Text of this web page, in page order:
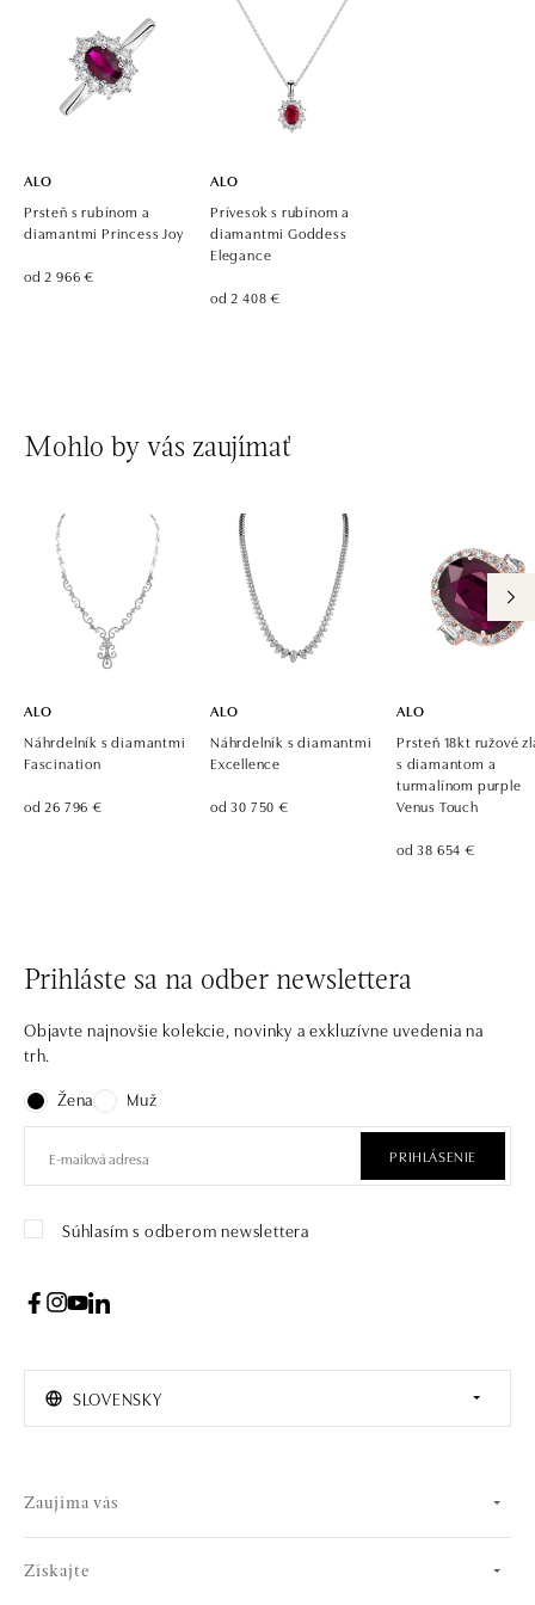
ALO diamonds, Westfield, Praha 4 - Chodov
Roztylská 2321/19, 148 00 Praha 4 - Chodov
tel.: +420 773 585 559, +420 730 802 800
dnes otvorené od 09:00
ALO
Prsteň s rubínom a
diamantmi Princess Joy
od 2 966 €
ALO
Prívesok s rubínom a
diamantmi Goddess
Elegance
od 2 408 €
Mohlo by vás zaujímať
ALO
Náhrdelník s diamantmi
Fascination
od 26 796 €
ALO
Náhrdelník s diamantmi
Excellence
od 30 750 €
ALO
Prsteň 18kt ružové
s diamantom a
turmalínom purple
Venus Touch
od 38 654 €
Prihláste sa na odber newslettera
Objavte najnovšie kolekcie, novinky a exkluzívne uvedenia na
trh.
Žena
Muž
PRIHLÁSENIE
Súhlasím s odberom newslettera
SLOVENSKY
Zaujíma vás
Získajte